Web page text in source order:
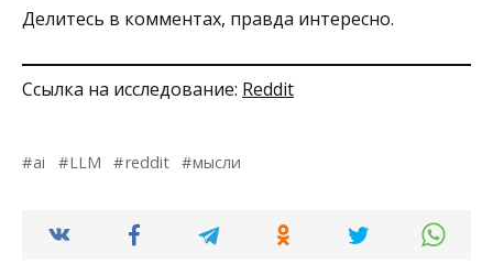
Делитесь в комментах, правда интересно.
Ссылка на исследование: Reddit
ai LLM reddit мысли